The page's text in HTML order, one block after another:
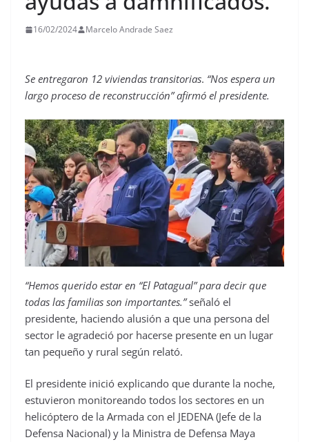
16/02/2024 Marcelo Andrade Saez
Se entregaron 12 viviendas transitorias. “Nos espera un
largo proceso de reconstrucción” afirmó el presidente.
“Hemos querido estar en “El Patagual” para decir que
todas las familias son importantes.”señaló el
presidente, haciendo alusión a que una persona del
sector le agradeció por hacerse presente en un lugar
tan pequeño y rural según relató.
El presidente inició explicando que durante la noche,
estuvieron monitoreando todos los sectores en un
helicóptero de la Armada con el JEDENA (Jefe de la
Defensa Nacional) y la Ministra de Defensa Maya